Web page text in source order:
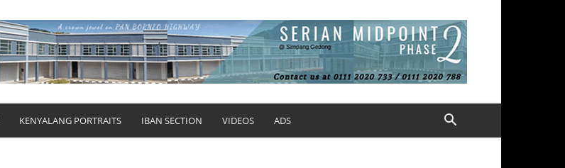
KENYALANG PORTRAITS IBAN SECTION VIDEOS ADS